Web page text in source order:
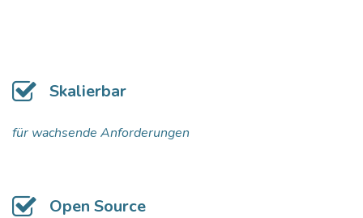
Skalierbar
für wachsende Anforderungen
Open Source